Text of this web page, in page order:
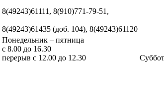
8(49243)61111, 8(910)771-79-51,
8(49243)61435 (доб. 104), 8(49243)61120
Понедельник – пятница
с 8.00 до 16.30
перерыв с 12.00 до 12.30 Суббота с